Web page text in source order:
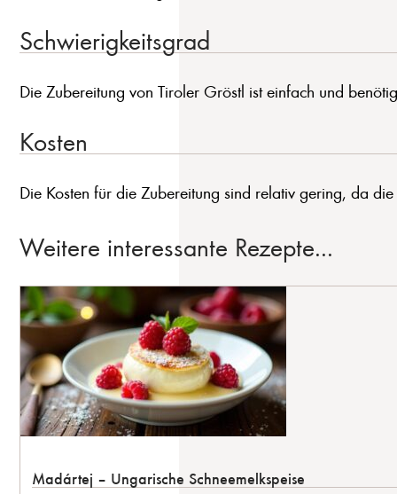
Schwierigkeitsgrad
Die Zubereitung von Tiroler Gröstl ist einfach und
Kosten
Die Kosten für die Zubereitung sind relativ gering, da
Weitere interessante Rezepte...
Madártej – Ungarische Schneemelkspeise